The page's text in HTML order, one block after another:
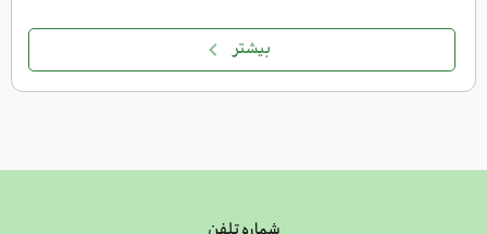
بیشتر
شماره تلفن